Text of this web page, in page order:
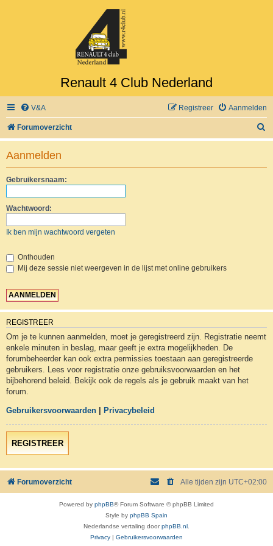
Renault 4 Club Nederland
V&A Aanmelden
Registreer
Forumoverzicht
o
Aanmelden
Gebruikersnaam:
Wachtwoord:
Ik ben mijn wachtwoord vergeten
Onthouden
Mij deze sessie niet weergeven in de lijst met online gebruikers
REGISTREER
Om je te kunnen aanmelden, moet je geregistreerd zijn. Registratie neemt
enkele minuten in beslag, maar geeft je extra mogelijkheden. De
forumbeheerder kan ook extra permissies toestaan aan geregistreerde
gebruikers. Lees voor registratie onze gebruiksvoorwaarden en het
bijbehorend beleid. Bekijk ook de regels als je gebruik maakt van het
forum.
Gebruikersvoorwaarden Privacybeleid
REGISTREER
Forumoverzicht Alle tijden zijn UTC+02:00
Powered by phpBB® Forum Software © phpBB Limited
Style by phpBB Spain
Nederlandse vertaling doorphpBB.nl .
Privacy
Gebruikersvoorwaarden